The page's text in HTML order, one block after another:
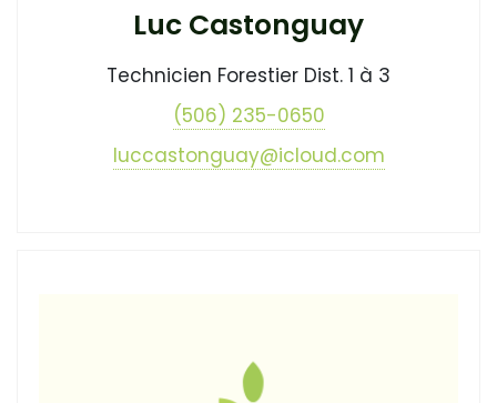
Luc Castonguay
Technicien Forestier Dist. 1 à 3
(506) 235-0650
luccastonguay@icloud.com